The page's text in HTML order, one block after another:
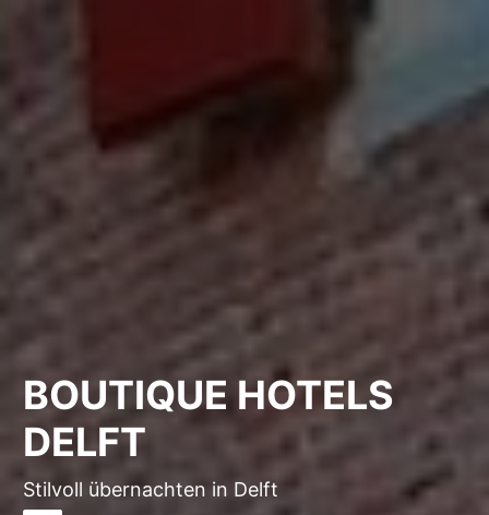
BOUTIQUE HOTELS
DELFT
Stilvoll übernachten in Delft